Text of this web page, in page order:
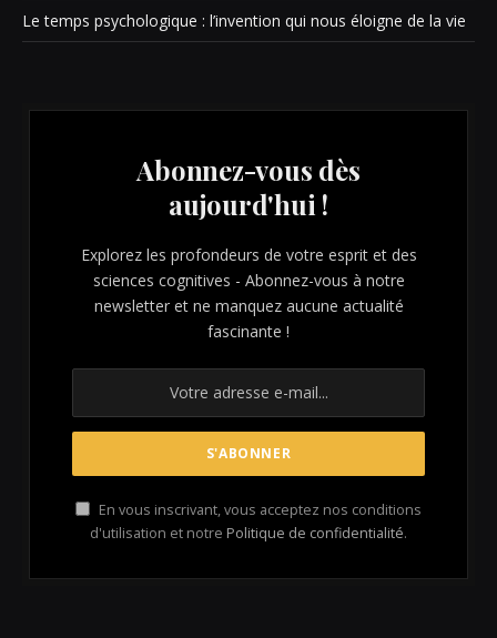
Le temps psychologique : l’invention qui nous éloigne de la vie
Abonnez-vous dès
aujourd'hui !
Explorez les profondeurs de votre esprit et des
sciences cognitives - Abonnez-vous à notre
newsletter et ne manquez aucune actualité
fascinante !
En vous inscrivant, vous acceptez nos conditions
d'utilisation et notre Politique de confidentialité.